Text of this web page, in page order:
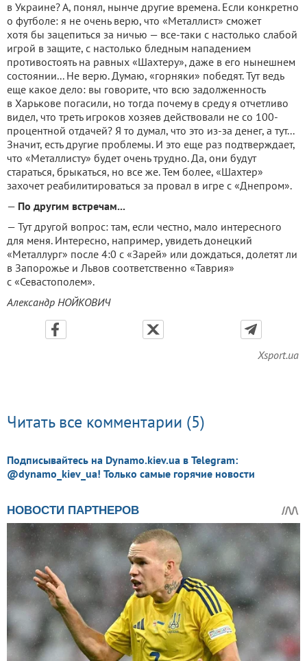
в Украине? А, понял, нынче другие времена. Если конкретно
о футболе: я не очень верю, что «Металлист» сможет
хотя бы зацепиться за ничью — все-таки с настолько слабой
игрой в защите, с настолько бледным нападением
противостоять на равных «Шахтеру», даже в его нынешнем
состоянии... Не верю. Думаю, «горняки» победят. Тут ведь
еще какое дело: вы говорите, что всю задолженность
в Харькове погасили, но тогда почему в среду я отчетливо
видел, что треть игроков хозяев действовали не со 100-
процентной отдачей? Я то думал, что это из-за денег, а тут...
Значит, есть другие проблемы. И это еще раз подтверждает,
что «Металлисту» будет очень трудно. Да, они будут
стараться, брыкаться, но все же. Тем более, «Шахтер»
захочет реабилитироваться за провал в игре с «Днепром».
— По другим встречам...
— Тут другой вопрос: там, если честно, мало интересного
для меня. Интересно, например, увидеть донецкий
«Металлург» после 4:0 с «Зарей» или дождаться, долетят ли
в Запорожье и Львов соответственно «Таврия»
с «Севастополем».
Александр НОЙКОВИЧ
Xsport.ua
Читать все комментарии (5)
Подписывайтесь на Dynamo.kiev.ua в Telegram:
@dynamo_kiev_ua! Только самые горячие новости